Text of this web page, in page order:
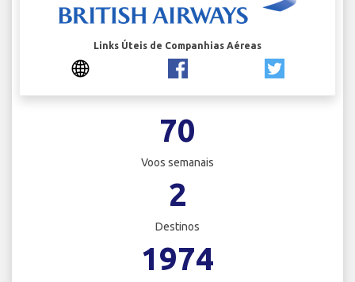
Links Úteis de Companhias Aéreas
70
Voos semanais
2
Destinos
1974